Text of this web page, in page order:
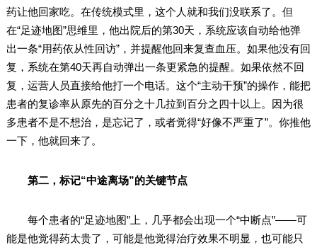
药让他回家吃。在传统模式里，这个人就和我们没联系了。但
在“足迹地图”思维里，他出院后的第30天，系统应该自动给他弹
出一条“用药依从性回访”，并提醒他回来复查血压。如果他没有回
复，系统在第40天再自动弹出一条更紧急的提醒。如果依然不回
复，运营人员直接给他打一个电话。这个“主动干预”的操作，能把
患者的复诊率从原先的百分之十几拉到百分之四十以上。因为很
多患者不是不想治，是忘记了，或者觉得“好像不严重了”。你推他
一下，他就回来了。
第二，标记“中途离场”的关键节点
每个患者的“足迹地图”上，几乎都会出现一个“中断点”——可
能是他觉得药太贵了，可能是他觉得治疗效果不明显，也可能只